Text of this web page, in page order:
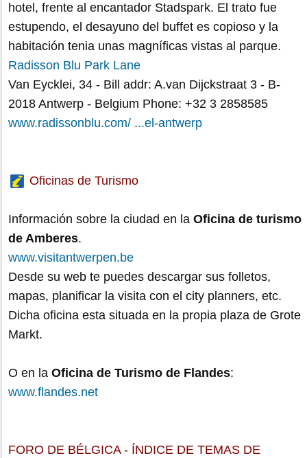
hotel, frente al encantador Stadspark. El trato fue
estupendo, el desayuno del buffet es copioso y la
habitación tenia unas magníficas vistas al parque.
Radisson Blu Park Lane
Van Eycklei, 34 - Bill addr: A.van Dijckstraat 3 - B-
2018 Antwerp - Belgium Phone: +32 3 2858585
www.radissonblu.com/ ...el-antwerp
Oficinas de Turismo
Información sobre la ciudad en la Oficina de turismo
de Amberes.
www.visitantwerpen.be
Desde su web te puedes descargar sus folletos,
mapas, planificar la visita con el city planners, etc.
Dicha oficina esta situada en la propia plaza de Grote
Markt.
O en la Oficina de Turismo de Flandes:
www.flandes.net
FORO DE BÉLGICA - ÍNDICE DE TEMAS DE